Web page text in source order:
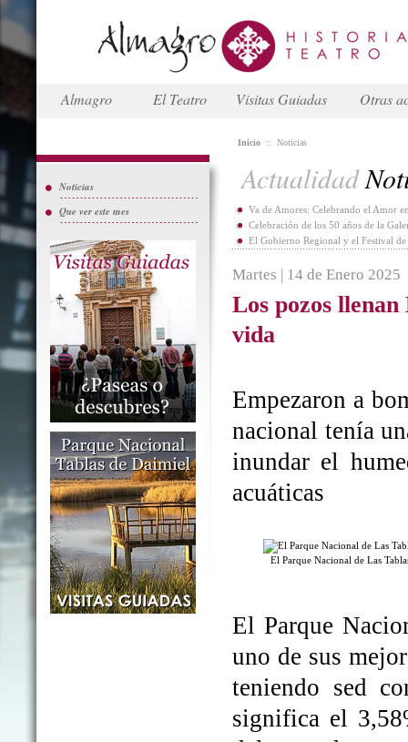
Almagro El Teatro Visitas Guiadas Otras
Noticias
Que ver este mes
Inicio :: Noticias
Actualidad
Va de Amores: Celebrando el Amor
Celebración de los 50 años de la
El Gobierno Regional y el Festival
Martes | 14 de Enero 2025
Los pozos
vida
Empezaron a
nacional tenía
inundar el
acuáticas
El Parque Nacional de Las
El Parque
uno de sus
teniendo sed
significa el